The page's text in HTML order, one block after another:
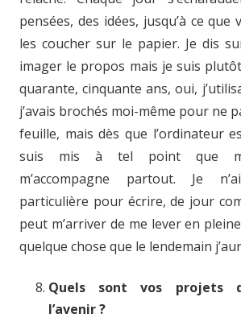
pensées, des idées, jusqu’à ce que
les coucher sur le papier. Je dis
imager le propos mais je suis
quarante, cinquante ans, oui,
j’avais brochés moi-même pour ne
feuille, mais dès que l’ordinateur
suis mis à tel point que
m’accompagne partout. Je
particulière pour écrire, de jour
peut m’arriver de me lever en
quelque chose que le lendemain
Quels sont vos projets
l’avenir ?